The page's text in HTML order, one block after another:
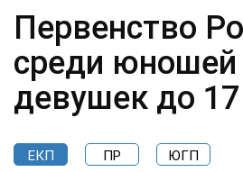
Первенство
среди юношей
девушек до
ЕКП ПР ЮГП